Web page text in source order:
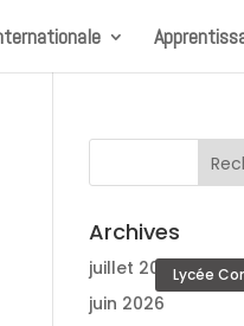
Archives
juillet 2026
juin 2026